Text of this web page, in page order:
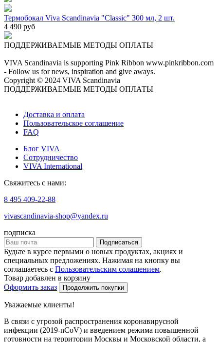
Термобокал Viva Scandinavia "Classic" 300 мл, 2 шт.
4 490 руб
ПОДДЕРЖИВАЕМЫЕ МЕТОДЫ ОПЛАТЫ
VIVA Scandinavia is supporting Pink Ribbon www.pinkribbon.com
- Follow us for news, inspiration and give aways.
Copyright © 2024 VIVA Scandinavia
ПОДДЕРЖИВАЕМЫЕ МЕТОДЫ ОПЛАТЫ
Доставка и оплата
Пользовательское соглашение
FAQ
Блог VIVA
Сотрудничество
VIVA International
Свяжитесь с нами:
8 495 409-22-88
vivascandinavia-shop@yandex.ru
подписка
Подписаться
Будьте в курсе первыми о новых продуктах, акциях и
специальных предложениях. Нажимая на кнопку вы
соглашаетесь с Пользовательским солашением.
Товар добавлен в корзину
Оформить заказ
Продолжить покупки
Уважаемые клиенты!
В связи с угрозой распространения коронавирусной
инфекции (2019-nCoV) и введением режима повышенной
готовности на территории Москвы и Московской области, а